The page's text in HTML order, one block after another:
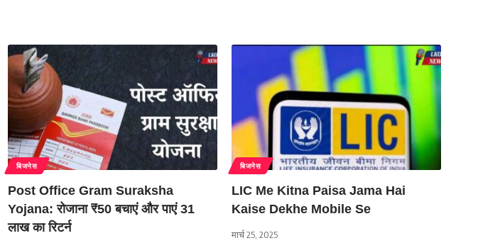
बिजनेस
Post Office Gram Suraksha
Yojana: रोजाना ₹50 बचाएं और पाएं 31
लाख का रिटर्न
बिजनेस
LIC Me Kitna Paisa Jama Hai
Kaise Dekhe Mobile Se
मार्च 25, 2025